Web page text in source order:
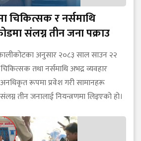
चिकित्सक र नर्समाथि
संलग्न तीन जना पक्राउ
कालीकोटका अनुसार २०८३ साल साउन २२
तथा नर्समाथि अभद्र व्यवहार
रूपमा प्रवेश गरी सामानहरू
तीन जनालाई नियन्त्रणमा लिइएको हो।